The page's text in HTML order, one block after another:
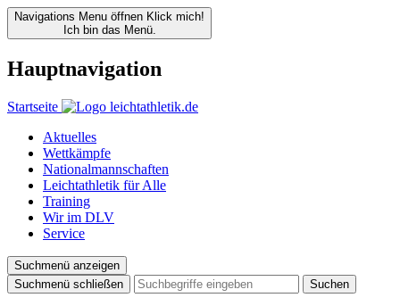
Navigations Menu öffnen Klick mich!
Ich bin das Menü.
Hauptnavigation
Startseite
Aktuelles
Wettkämpfe
Nationalmannschaften
Leichtathletik für Alle
Training
Wir im DLV
Service
Suchmenü anzeigen
Suchmenü schließen
Suchen